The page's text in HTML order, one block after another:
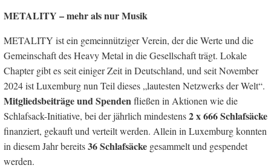
METALITY – mehr als nur Musik
METALITY ist ein gemeinnütziger Verein, der die Werte und die
Gemeinschaft des Heavy Metal in die Gesellschaft trägt. Lokale
Chapter gibt es seit einiger Zeit in Deutschland, und seit November
2024 ist Luxemburg nun Teil dieses „lautesten Netzwerks der Welt“.
Mitgliedsbeiträge und Spendenfließen in Aktionen wie die
Schlafsack-Initiative, bei der jährlich mindestens2 x 666 Schlafsäcke
finanziert, gekauft und verteilt werden. Allein in Luxemburg konnten
in diesem Jahr bereits36Schlafsäcke gesammelt und gespendet
werden.